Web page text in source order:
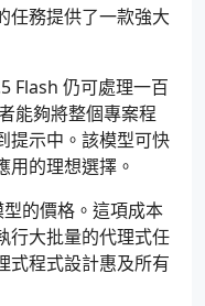
任務提供了一款強大
Flash 仍可處理一百
能夠將整個專案程
提示中。該模型可快
用的理想選擇。
的價格。這項成本
行大批量的代理式任
式程式設計惠及所有